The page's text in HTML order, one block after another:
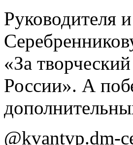
Руководителя
«За
России». А
@kvantvp.dm-